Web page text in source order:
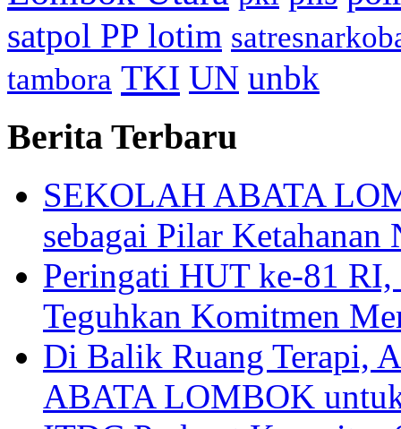
satpol PP lotim
tambora TKI UN unbk
Berita Terbaru
SEKOLAH ABATA
sebagai Pilar Ketahanan
Peringati HUT ke-81
Teguhkan Komitmen
Di Balik Ruang Terapi,
ABATA LOMBOK